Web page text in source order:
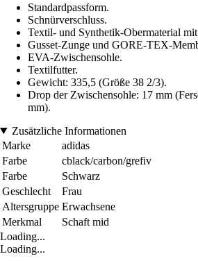
Standardpassform.
Schnürverschluss.
Textil- und Synthetik-Obermaterial
Gusset-Zunge und GORE-TEX-
EVA-Zwischensohle.
Textilfutter.
Gewicht: 335,5 (Größe 38 2/3).
Drop der Zwischensohle: 17 mm
mm).
Zusätzliche Informationen
Marke
adidas
Farbe
cblack/carbon/grefiv
Farbe
Schwarz
Geschlecht
Frau
Altersgruppe Erwachsene
Merkmal
Schaft mid
Loading...
Loading...